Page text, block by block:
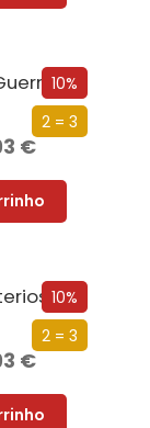
10%
2 = 3
Tempestade de Guerra – Parte 2
€
10%
2 = 3
€